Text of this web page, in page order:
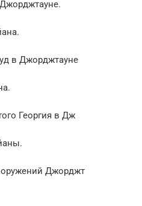
в Джорджтауне
Георгия в Дж
Джорджт